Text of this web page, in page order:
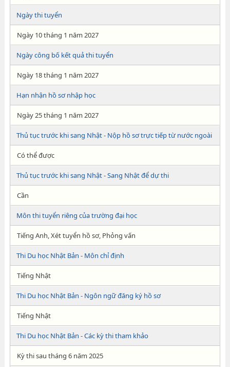
Ngày thi tuyển
Ngày 10 tháng 1 năm 2027
Ngày công bố kết quả thi tuyển
Ngày 18 tháng 1 năm 2027
Hạn nhận hồ sơ nhập học
Ngày 25 tháng 1 năm 2027
Thủ tục trước khi sang Nhật - Nộp hồ sơ trực tiếp từ nước ngoài
Có thể được
Thủ tục trước khi sang Nhật - Sang Nhật để dự thi
Cần
Môn thi tuyển riêng của trường đại học
Tiếng Anh, Xét tuyển hồ sơ, Phỏng vấn
Thi Du học Nhật Bản - Môn chỉ định
Tiếng Nhật
Thi Du học Nhật Bản - Ngôn ngữ đăng ký hồ sơ
Tiếng Nhật
Thi Du học Nhật Bản - Các kỳ thi tham khảo
Kỳ thi sau tháng 6 năm 2025